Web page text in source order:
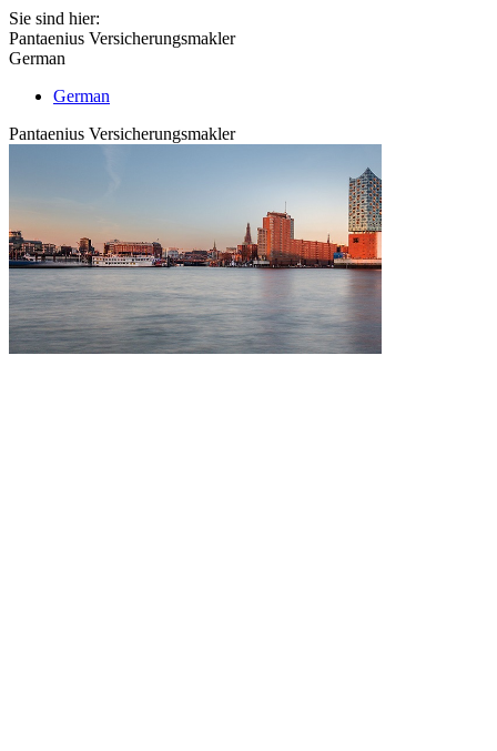
Sie sind hier:
Pantaenius Versicherungsmakler
German
German
Pantaenius Versicherungsmakler